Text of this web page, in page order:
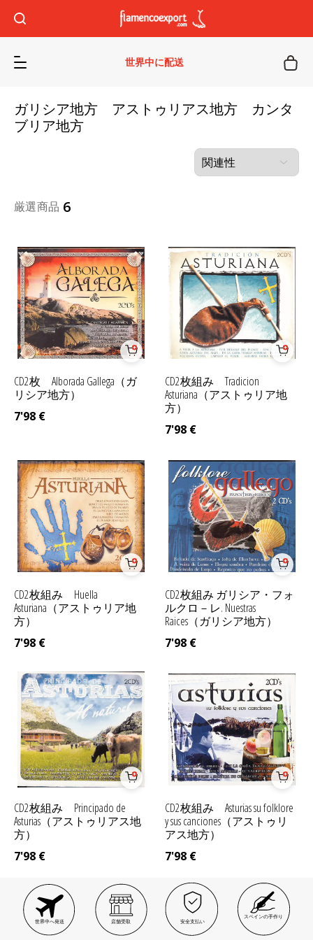
世界中に配送
ガリシア地方 アストゥリアス地方 カンタ
ブリア地方
厳選商品 6
CD2枚 Alborada Gallega（ガ
リシア地方）
7'98 €
CD2枚組み Tradicion
Asturiana（アストゥリア地
方）
7'98 €
CD2枚組み Huella
Asturiana（アストゥリア地
方）
7'98 €
CD2枚組み ガリシア・フォ
ルクロ－レ. Nuestras
Raices（ガリシア地方）
7'98 €
CD2枚組み Principado de
Asturias（アストゥリアス地
方）
7'98 €
CD2枚組み Asturias su folklore
y sus canciones（アストゥリ
アス地方）
7'98 €
世界中へ発送 店舗受取 安全支払い
スペインの手作り